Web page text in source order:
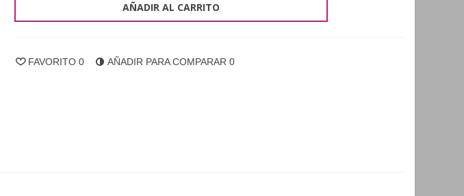
AÑADIR AL CARRITO
FAVORITO 0 AÑADIR PARA COMPARAR 0